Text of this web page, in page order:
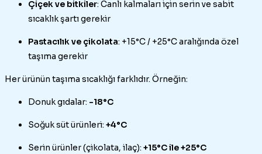
Çiçek ve bitkiler: Canlı kalmaları için serin ve sabit
sıcaklık şartı gerekir
Pastacılık ve çikolata: +15°C / +25°C aralığında özel
taşıma gerekir
Her ürünün taşıma sıcaklığı farklıdır. Örneğin:
Donuk gıdalar: -18°C
Soğuk süt ürünleri: +4°C
Serin ürünler (çikolata, ilaç): +15°C ile +25°C